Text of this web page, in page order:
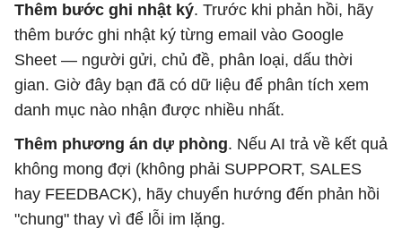
Thêm bước ghi nhật ký. Trước khi phản hồi, hãy
thêm bước ghi nhật ký từng email vào Google
Sheet — người gửi, chủ đề, phân loại, dấu thời
gian. Giờ đây bạn đã có dữ liệu để phân tích xem
danh mục nào nhận được nhiều nhất.
Thêm phương án dự phòng. Nếu AI trả về kết quả
không mong đợi (không phải SUPPORT, SALES
hay FEEDBACK), hãy chuyển hướng đến phản hồi
"chung" thay vì để lỗi im lặng.